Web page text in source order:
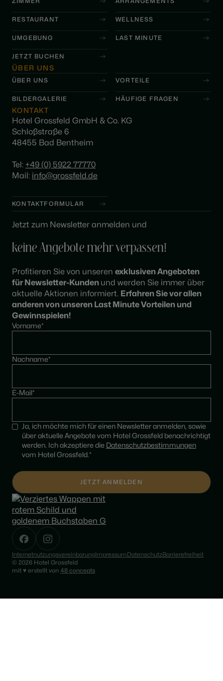
RESTAURANT WELLNESS
UMGEBUNG LAST MINUTE
JETZT BUCHEN
ÜBER UNS
ÜBER UNS VORTEILE
BILDERGALERIE HÄUFIGE FRAGEN
KONTAKT
Hotel Grossfeld GmbH & Co. KG
Schloßstraße 6
48455 Bad Bentheim
Tel: +49 (0) 5922 77770
Mail: info@grossfeld.de
KONTAKTFORMULAR
Jetzt zum Newsletter anmelden und
keine Angebote mehr verpassen!
Profitieren Sie von unseren exklusiven Angeboten
für Newsletter-Kunden und werden Sie immer über
aktuelle Aktionen informiert. Erfahren Sie vor allen
anderen von unseren Last Minute Vorteilen und
Gewinnspielen!
Vorname*
Nachname*
E-Mail*
Ja, ich möchte mich für einen Newsletter anmelden, sowie
über aktuelle Angebote vom Hotel Grossfeld benachrichtigt
werden. Ich akzeptiere die
Datenschutzbestimmungen
vom Hotel Grossfeld.*
Internetnutzungsvereinbarung Impressum Datenschutz Barrierefreiheit
© 2026 Hotel Grossfeld
mit ♥ erstellt von 48 concepts